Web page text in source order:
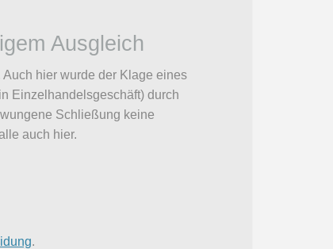
Ausgleich
hier wurde der Klage eines
Einzelhandelsgeschäft) durch
Schließung keine
auch hier.
.